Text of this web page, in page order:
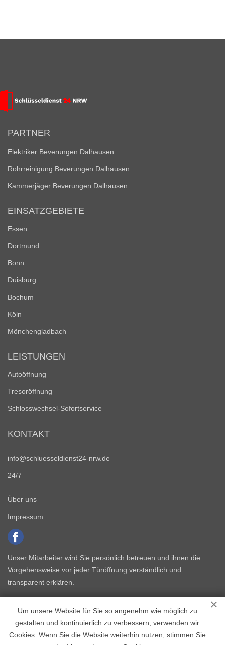
Um unsere Website für Sie so angenehm wie möglich zu
gestalten und kontinuierlich zu verbessern, verwenden wir
Cookies. Wenn Sie die Website weiterhin nutzen, stimmen Sie
PARTNER
Elektriker Beverungen Dalhausen
Rohrreinigung Beverungen Dalhausen
Kammerjäger Beverungen Dalhausen
EINSATZGEBIETE
Essen
Dortmund
Bonn
Duisburg
Bochum
Köln
Mönchengladbach
LEISTUNGEN
Autoöffnung
Tresoröffnung
Schlosswechsel-Sofortservice
KONTAKT
info@schluesseldienst24-nrw.de
24/7
Über uns
Impressum
Unser Mitarbeiter wird Sie persönlich betreuen und ihnen die
Vorgehensweise vor jeder Türöffnung verständlich und
transparent erklären.